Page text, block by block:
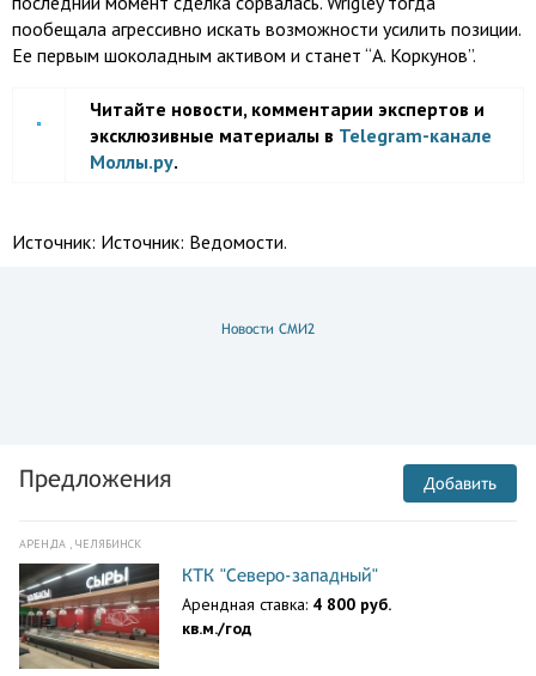
пообещала агрессивно искать возможности усилить позиции.
Ее первым шоколадным активом и станет “А. Коркунов”.
Читайте новости, комментарии экспертов и
эксклюзивные материалы в Telegram-канале
Моллы.ру.
Источник: Источник: Ведомости.
Новости СМИ2
Предложения Добавить
АРЕНДА , ЧЕЛЯБИНСК
КТК "Северо-западный"
Арендная ставка: 4 800 руб.
кв.м./год